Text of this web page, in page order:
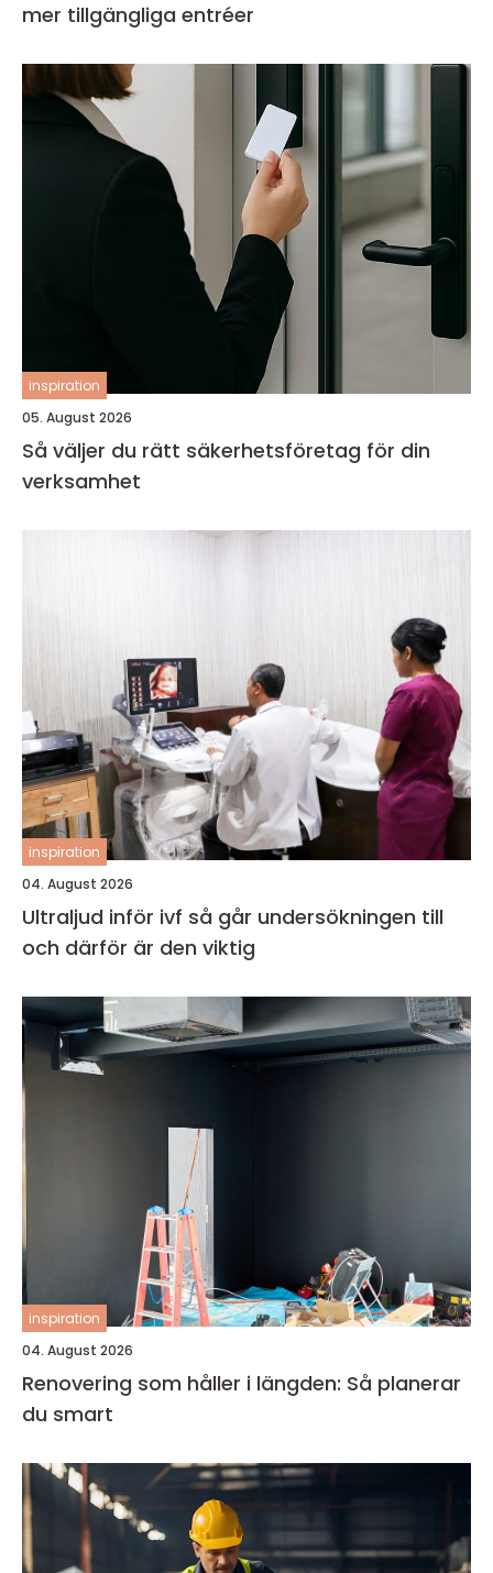
mer tillgängliga entréer
inspiration
05. August 2026
Så väljer du rätt säkerhetsföretag för din
verksamhet
inspiration
04. August 2026
Ultraljud inför ivf så går undersökningen till
och därför är den viktig
inspiration
04. August 2026
Renovering som håller i längden: Så planerar
du smart